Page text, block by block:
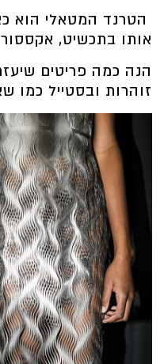
הטרנד המטאלי הוא
אותו בתכשיט,
הנה כמה פריטים
זוהרות ובסטייל כמו